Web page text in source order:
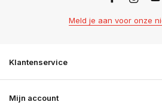
Meld je aan voor onze
Klantenservice
Mijn account